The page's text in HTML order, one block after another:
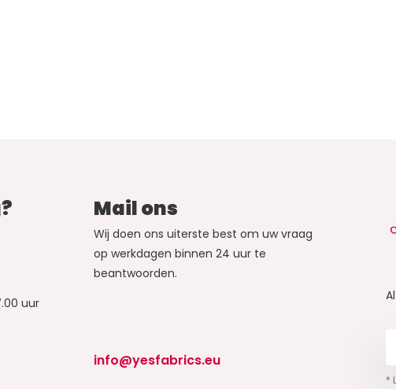
uur
Mail ons
Wij doen ons uiterste best om uw vraag
op werkdagen binnen 24 uur te
beantwoorden.
info@yesfabrics.eu
*